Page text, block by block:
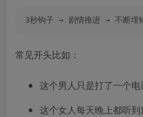
3秒钩子 → 剧情推进 → 不断埋
常见开头比如：
这个男人只是打了一个
这个女人每天晚上都听